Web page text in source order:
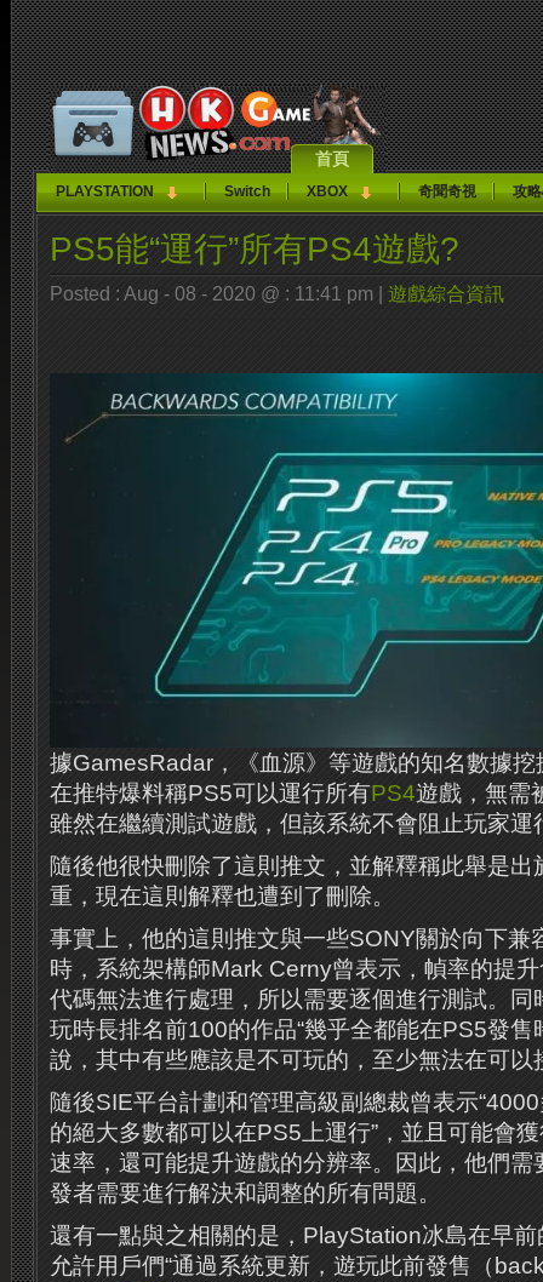
首頁
PLAYSTATION Switch XBOX 奇聞奇視 攻
PS5能“運行”所有PS4遊戲?
Posted : Aug - 08 - 2020 @ : 11:41 pm | 遊戲綜合資訊
據GamesRadar，《血源》等遊戲的知名數據
在推特爆料稱PS5可以運行所有PS4遊戲，無需
雖然在繼續測試遊戲，但該系統不會阻止玩家運
隨後他很快刪除了這則推文，並解釋稱此舉是
重，現在這則解釋也遭到了刪除。
事實上，他的這則推文與一些SONY關於向下兼
時，系統架構師Mark Cerny曾表示，幀率的提
代碼無法進行處理，所以需要逐個進行測試。同
玩時長排名前100的作品“幾乎全都能在PS5發售
說，其中有些應該是不可玩的，至少無法在可以
隨後SIE平台計劃和管理高級副總裁曾表示
的絕大多數都可以在PS5上運行”，並且可能會
速率，還可能提升遊戲的分辨率。因此，他們需
發者需要進行解決和調整的所有問題。
還有一點與之相關的是，PlayStation冰島在早
允許用戶們“通過系統更新，遊玩此前發售（